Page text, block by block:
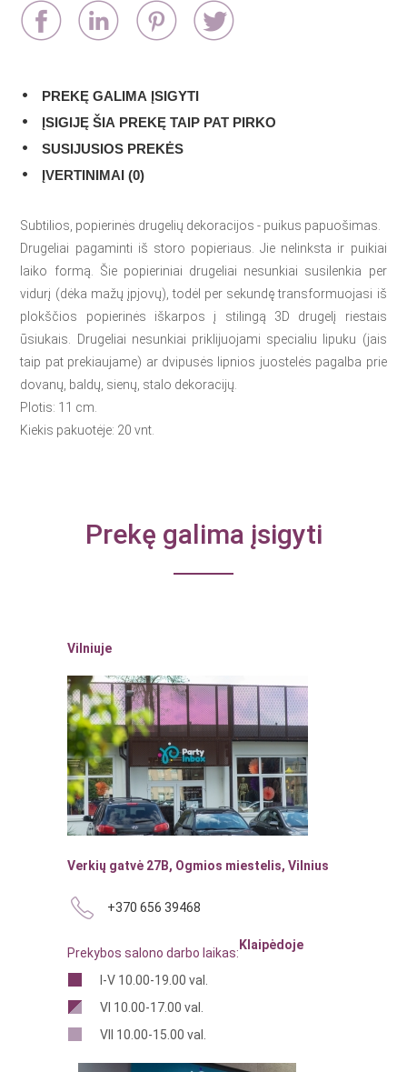
PREKĘ GALIMA ĮSIGYTI
ĮSIGIJĘ ŠIA PREKĘ TAIP PAT PIRKO
SUSIJUSIOS PREKĖS
ĮVERTINIMAI (0)
Subtilios, popierinės drugelių dekoracijos - puikus papuošimas.
Drugeliai pagaminti iš storo popieriaus. Jie nelinksta ir puikiai
laiko formą. Šie popieriniai drugeliai nesunkiai susilenkia per
vidurį (dėka mažų įpjovų), todėl per sekundę transformuojasi iš
plokščios popierinės iškarpos į stilingą 3D drugelį riestais
ūsiukais. Drugeliai nesunkiai priklijuojami specialiu lipuku (jais
taip pat prekiaujame) ar dvipusės lipnios juostelės pagalba prie
dovanų, baldų, sienų, stalo dekoracijų.
Plotis: 11 cm.
Kiekis pakuotėje: 20 vnt.
Prekę galima įsigyti
Vilniuje
Verkių gatvė 27B, Ogmios miestelis, Vilnius
+370 656 39468
Prekybos salono darbo laikas:
I-V 10.00-19.00 val.
VI 10.00-17.00 val.
VII 10.00-15.00 val.
Klaipėdoje